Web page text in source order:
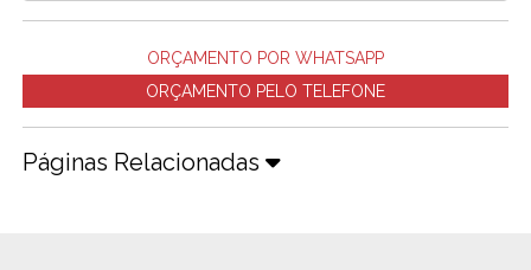
ORÇAMENTO POR WHATSAPP
ORÇAMENTO PELO TELEFONE
Páginas Relacionadas